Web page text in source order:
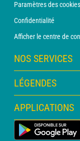
Paramètres des cookies
Confidentialité
Afficher le centre de
NOS SERVICES
Abonnement METEO
Abonnement METEO
Consultation avec un
Bulletin PRO
LÉGENDES
Légende des cartes
Légende des
Glossaire
APPLICATIONS
Application Météo